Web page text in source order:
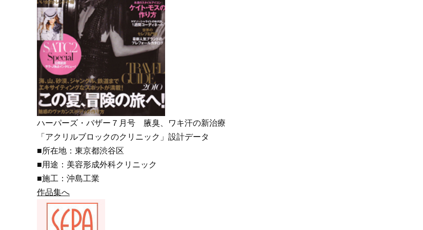
ハーパーズ・バザー７月号 腋臭、ワキ汗の新治療
「アクリルブロックのクリニック」設計データ
■所在地：東京都渋谷区
■用途：美容形成外科クリニック
■施工：沖島工業
作品集へ